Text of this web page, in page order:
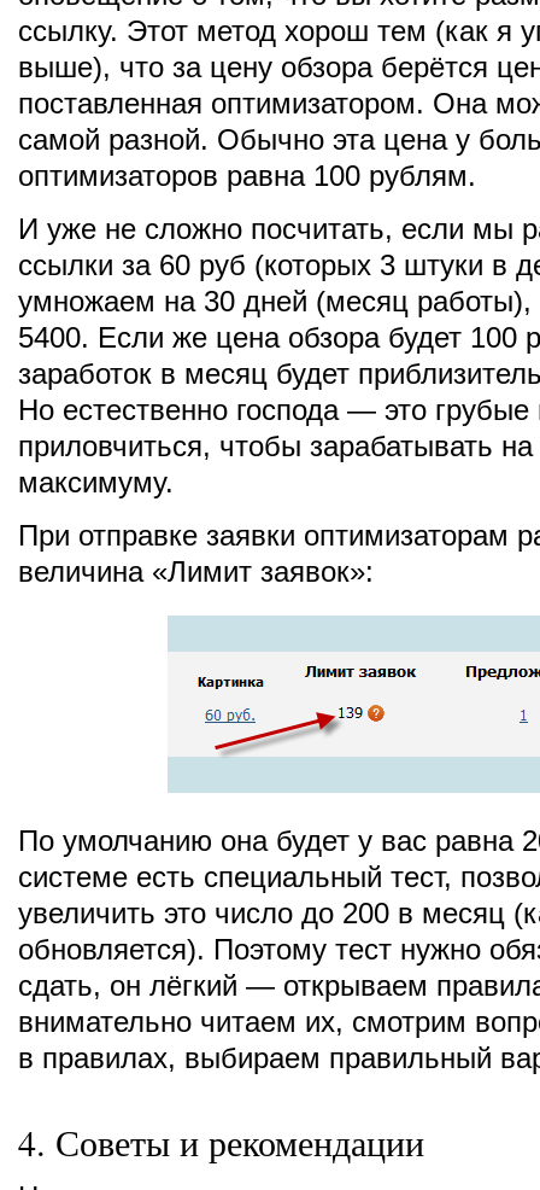
ссылку. Этот метод хорош тем (как я
выше), что за цену обзора берётся
поставленная оптимизатором. Она
самой разной. Обычно эта цена у
оптимизаторов равна 100 рублям.
И уже не сложно посчитать, если мы
ссылки за 60 руб (которых 3 штуки в
умножаем на 30 дней (месяц работы),
5400. Если же цена обзора будет 100
заработок в месяц будет
Но естественно господа — это
приловчиться, чтобы зарабатывать
максимуму.
При отправке заявки оптимизаторам
величина «Лимит заявок»:
По умолчанию она будет у вас равна
системе есть специальный тест,
увеличить это число до 200 в месяц
обновляется). Поэтому тест нужно
сдать, он лёгкий — открываем
внимательно читаем их, смотрим
в правилах, выбираем правильный
4. Советы и рекомендации